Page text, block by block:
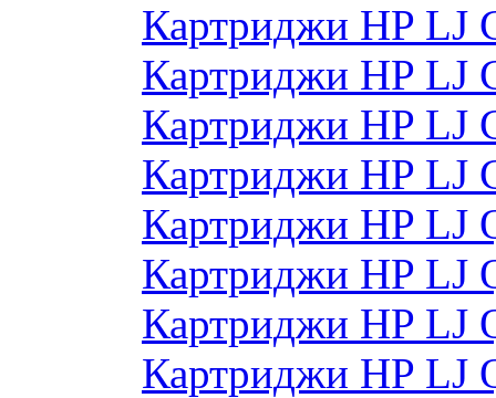
Картриджи HP LJ
Картриджи HP LJ
Картриджи HP LJ
Картриджи HP LJ
Картриджи HP LJ
Картриджи HP LJ
Картриджи HP LJ
Картриджи HP LJ